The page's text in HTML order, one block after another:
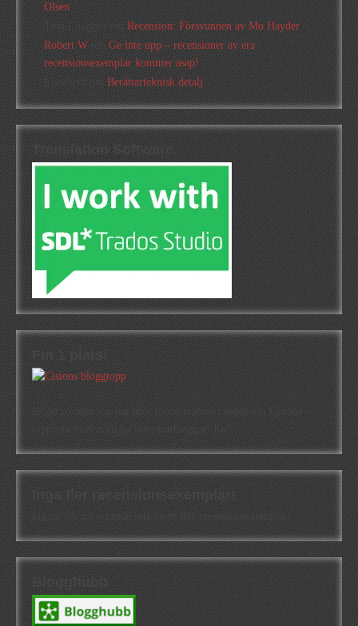
Olsen
Recension: Försvunnen av Mo Hayder
Robert W om Ge inte upp – recensioner av era
recensionsexemplar kommer asap!
Elizabeth
Berättarteknisk detalj
Translation Software
Fin 1 plats!
topplista över svenska litteraturbloggar. Kul!
Inga fler recensionsexemplar!
Jag tar för närvarande inte emot fler recensionsexemplar!
Blogghubb